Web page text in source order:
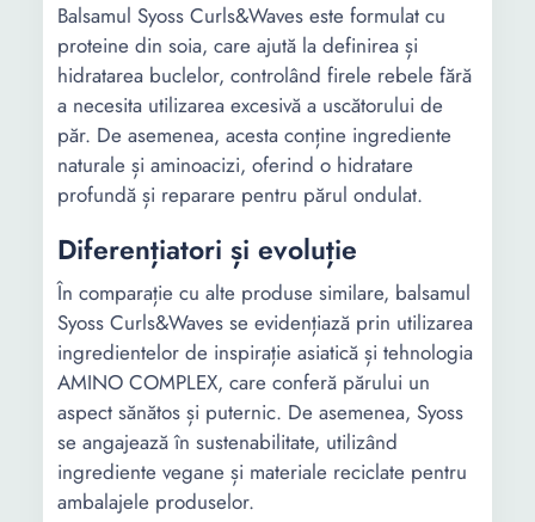
Balsamul Syoss Curls&Waves este formulat cu
proteine din soia, care ajută la definirea și
hidratarea buclelor, controlând firele rebele fără
a necesita utilizarea excesivă a uscătorului de
păr. De asemenea, acesta conține ingrediente
naturale și aminoacizi, oferind o hidratare
profundă și reparare pentru părul ondulat.
Diferențiatori și evoluție
În comparație cu alte produse similare, balsamul
Syoss Curls&Waves se evidențiază prin utilizarea
ingredientelor de inspirație asiatică și tehnologia
AMINO COMPLEX, care conferă părului un
aspect sănătos și puternic. De asemenea, Syoss
se angajează în sustenabilitate, utilizând
ingrediente vegane și materiale reciclate pentru
ambalajele produselor.